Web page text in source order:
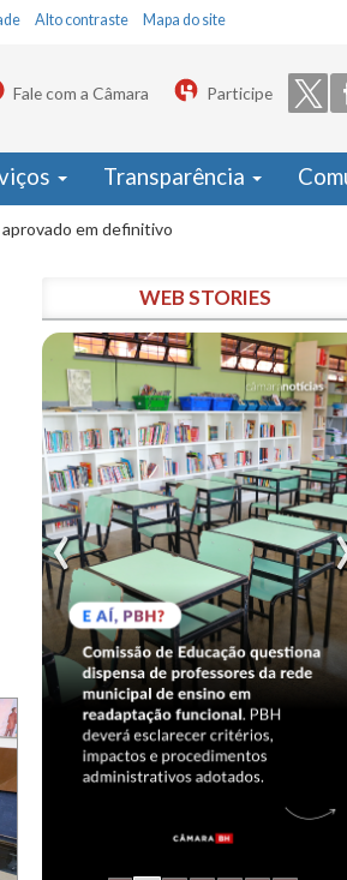
Alto contraste Mapa do site
Fale com a Câmara Participe
Transparência
em definitivo
WEB STORIES